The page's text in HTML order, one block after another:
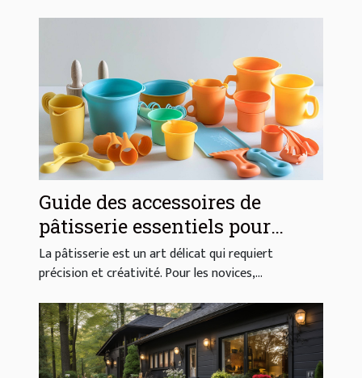
Guide des accessoires de
pâtisserie essentiels pour
débutants
La pâtisserie est un art délicat qui requiert
précision et créativité. Pour les novices,...